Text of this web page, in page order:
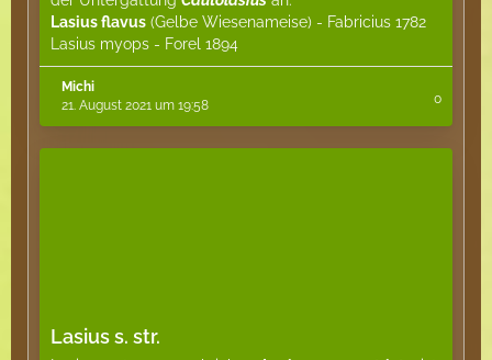
Lasius flavus (Gelbe Wiesenameise) - Fabricius 1782
Lasius myops - Forel 1894
Michi
21. August 2021 um 19:58
0
Lasius s. str.